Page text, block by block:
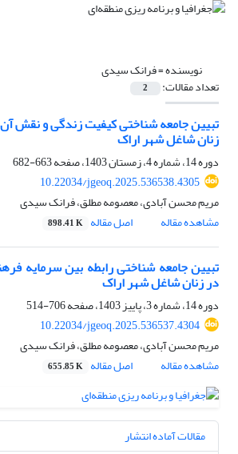
نویسنده =فرانک سیدی
تعداد مقالات: 2
تبیین جامعه شناختی کیفیت زندگی و نقش
زنان شاغل شهر اراک
دوره 14، شماره 4، زمستان 1403، صفحه
663-682
10.22034/jgeoq.2025.536538.4305
مریم محسن آبادی، معصومه مطلق، فرانک سیدی
مشاهده مقاله
اصل مقاله 898.41 K
تبیین جامعه شناختی رابطه بین سرمایه
در زنان شاغل شهر اراک
دوره 14، شماره 3، پاییز 1403، صفحه
706-514
10.22034/jgeoq.2025.536537.4304
مریم محسن آبادی، معصومه مطلق، فرانک سیدی
مشاهده مقاله
اصل مقاله 655.85 K
مقالات آماده انتشار